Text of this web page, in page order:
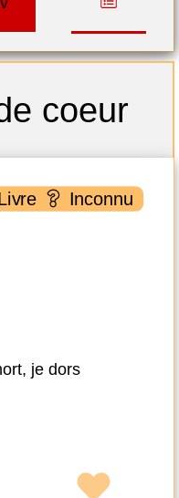
coeur
Inconnu
Je ne suis pas mort, je dors